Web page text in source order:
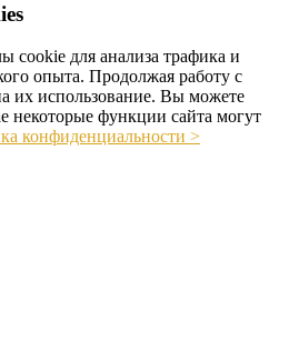
cookie для анализа трафика и
опыта. Продолжая работу с
их использование. Вы можете
некоторые функции сайта могут
конфиденциальности >